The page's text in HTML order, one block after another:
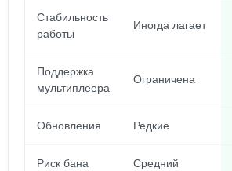
Стабильность
работы
Иногда лагает
Поддержка
мультиплеера
Ограничена
Обновления Редкие
Риск бана Средний